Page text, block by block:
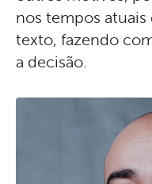
nos tempos
texto, fazendo
a decisão.